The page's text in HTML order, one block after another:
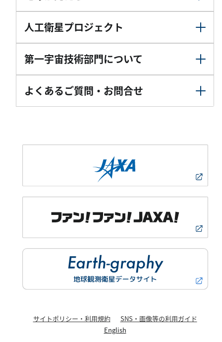
人工衛星プロジェクト
第一宇宙技術部門について
よくあるご質問・お問合せ
サイトポリシー・利用規約
SNS・画像等の利用ガイド
English